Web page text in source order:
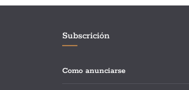
Subscrición
Como anunciarse